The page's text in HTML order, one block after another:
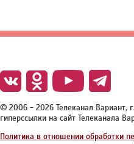
© 2006 - 2026 Телеканал Вариант,
гиперссылки на сайт Телеканала
Политика в отношении обработки